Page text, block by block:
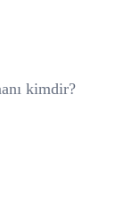
kimdir?